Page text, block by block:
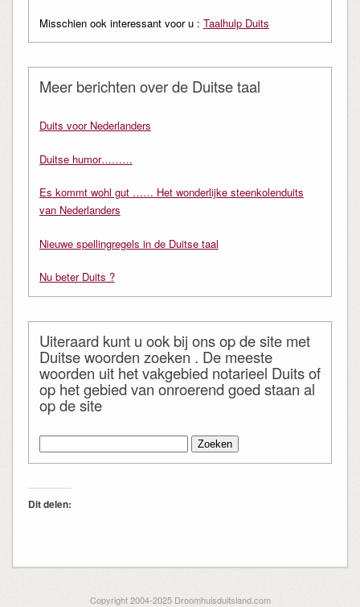
Misschien ook interessant voor u : Taalhulp Duits
Meer berichten over de Duitse taal
Duits voor Nederlanders
Duitse humor………
Es kommt wohl gut …… Het wonderlijke steenkolenduits
van Nederlanders
Nieuwe spellingregels in de Duitse taal
Nu beter Duits ?
Uiteraard kunt u ook bij ons op de site met
Duitse woorden zoeken . De meeste
woorden uit het vakgebied notarieel Duits of
op het gebied van onroerend goed staan al
op de site
naar:
Dit delen:
Copyright 2004-2025 Droomhuisduitsland.com